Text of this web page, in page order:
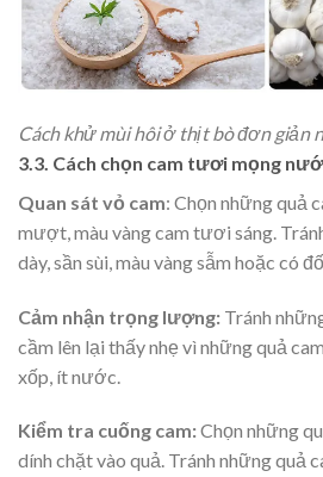
Cách khử mùi hôi ở thịt bò đơn giản
3.3. Cách chọn cam tươi mọng
Quan sát vỏ cam: Chọn những quả
mượt, màu vàng cam tươi sáng.
dày, sần sùi, màu vàng sẫm hoặc có
Cảm nhận trọng lượng: Tránh
cầm lên lại thấy nhẹ vì những quả
xốp, ít nước.
Kiểm tra cuống cam:Chọn những
dính chặt vào quả. Tránh những quả